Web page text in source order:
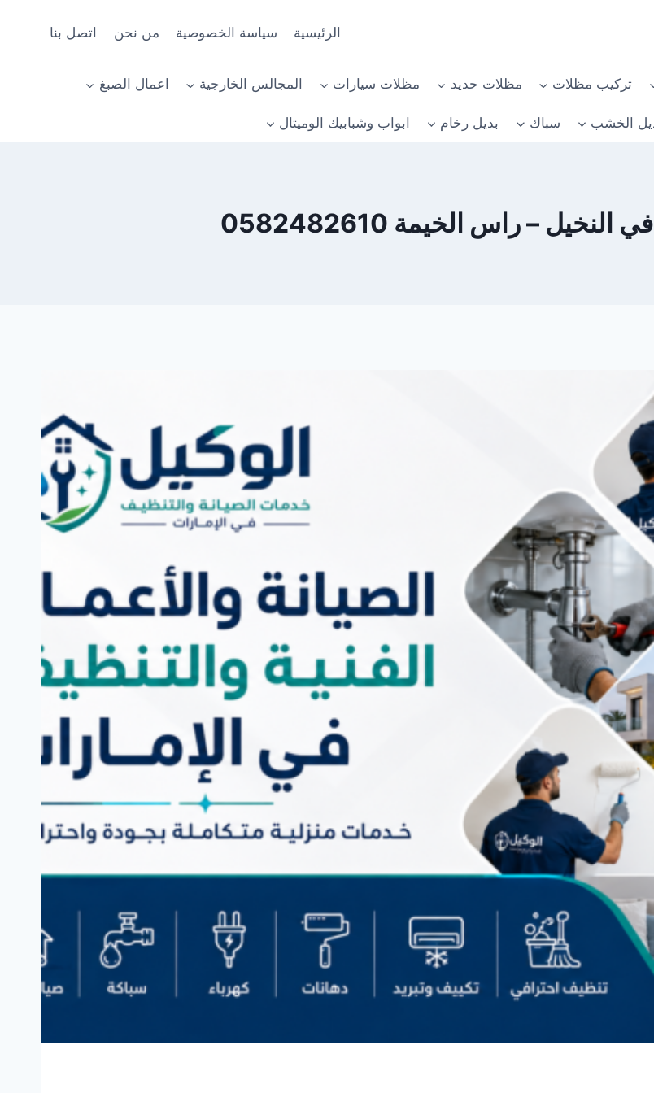
الرئيسية سياسة الخصوصية من نحن اتصل بنا
تركيب مظلات مظلات حديد مظلات سيارات المجالس الخارجية اعمال الصبغ
الخشب سباك بديل رخام ابواب وشبابيك الوميتال
– راس الخيمة 0582482610